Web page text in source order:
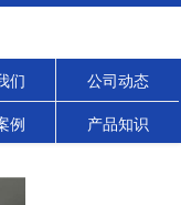
们 公司动态
例 产品知识